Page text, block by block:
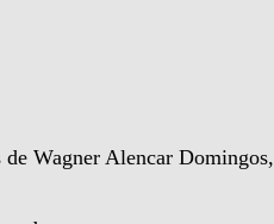
Wagner Alencar Domingos,